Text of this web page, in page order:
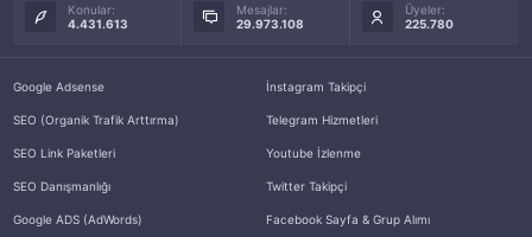
Konular:
4.431.613
Mesajlar:
29.973.108
Üyeler:
225.780
Google Adsense
SEO (Organik Trafik Arttırma)
SEO Link Paketleri
SEO Danışmanlığı
Google ADS (AdWords)
İnstagram Takipçi
Telegram Hizmetleri
Youtube İzlenme
Twitter Takipçi
Facebook Sayfa & Grup Alımı